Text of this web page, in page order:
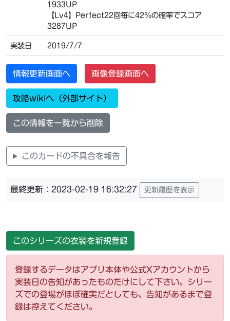
1933UP
【Lv4】Perfect22回毎に42％の確率でスコア
3287UP
実装日 2019/7/7
情報更新画面へ 画像登録画面へ
攻略wikiへ（外部サイト）
この情報を一覧から削除
このカードの不具合を報告
最終更新：2023-02-19 16:32:27 更新履歴を表示
このシリーズの衣装を新規登録
登録するデータはアプリ本体や公式Xアカウントから
実装日の告知があったものだけにして下さい。シリー
ズでの登場がほぼ確実だとしても、告知があるまで登
録は控えてください。